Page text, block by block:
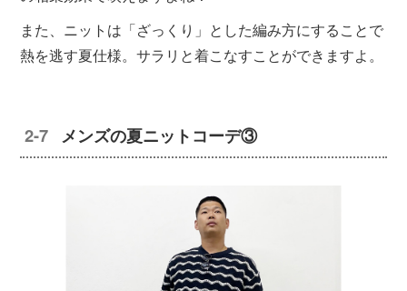
また、ニットは「ざっくり」とした編み方にすることで
熱を逃す夏仕様。サラリと着こなすことができますよ。
メンズの夏ニットコーデ③